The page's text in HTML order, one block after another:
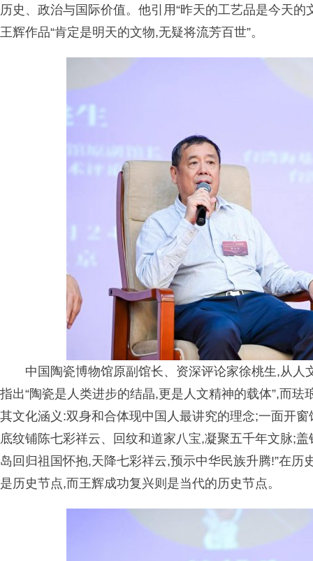
历史、 政治与国际价值。他引用“昨天的工艺品是今天
王辉作品“肯定是明天的文物,无疑将流芳百世”。
中国陶瓷博物馆原副馆长、资深评论家徐桃生,从
指出“陶瓷是人类进步的结晶,更是人文精神的载体”,而
其文化涵义:双身和合体现中国人最讲究的理念;一面开
底纹铺陈七彩祥云、回纹和道家八宝,凝聚五千年文脉;
岛回归祖国怀抱,天降七彩祥云,预示中华民族升腾!”在
是历史节点,而王辉成功复兴则是当代的历史节点。